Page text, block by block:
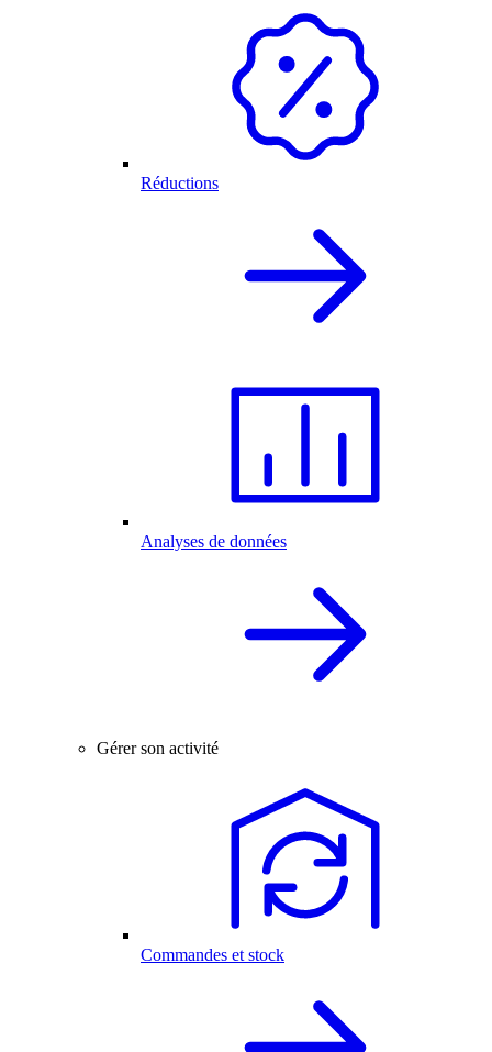
Réductions
Analyses de données
Gérer son activité
Commandes et stock